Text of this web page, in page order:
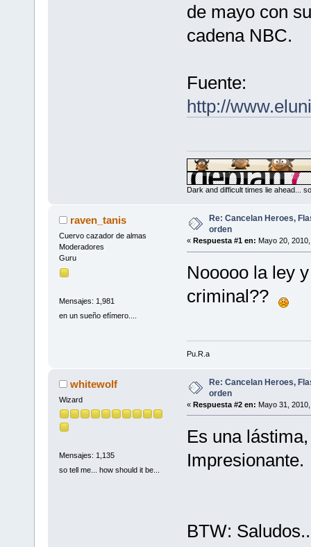
de mayo con
cadena NBC.
Fuente:
http://
Dark and difficult times lie ahead...
raven_tanis
Cuervo cazador de almas
Moderadores
Guru
Mensajes: 1,981
en un sueño efímero....
Re: Cancelan Heroes,
orden
« Respuesta #1 en: Mayo 20,
Nooooo la ley
criminal??
Pu.R.a
whitewolf
Wizard
Mensajes: 1,135
so tell me... how should it be...
Re: Cancelan Heroes,
orden
« Respuesta #2 en: Mayo 31,
Es una
Impresionante.
BTW: